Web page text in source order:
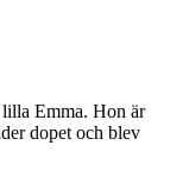
Emma. Hon är
dopet och blev